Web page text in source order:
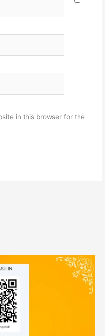
in this browser for the